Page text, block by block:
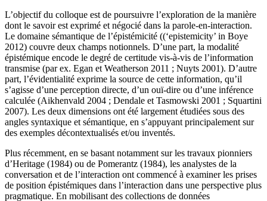
L’objectif du colloque est de poursuivre l’exploration de la manière
dont le savoir est exprimé et négocié dans la parole-en-interaction.
Le domaine sémantique de l’épistémicité ((‘epistemicity’ in Boye
2012) couvre deux champs notionnels. D’une part, la modalité
épistémique encode le degré de certitude vis-à-vis de l’information
transmise (par ex. Egan et Weatherson 2011 ; Nuyts 2001). D’autre
part, l’évidentialité exprime la source de cette information, qu’il
s’agisse d’une perception directe, d’un ouï-dire ou d’une inférence
calculée (Aikhenvald 2004 ; Dendale et Tasmowski 2001 ; Squartini
2007). Les deux dimensions ont été largement étudiées sous des
angles syntaxique et sémantique, en s’appuyant principalement sur
des exemples décontextualisés et/ou inventés.
Plus récemment, en se basant notamment sur les travaux pionniers
d’Heritage (1984) ou de Pomerantz (1984), les analystes de la
conversation et de l’interaction ont commencé à examiner les prises
de position épistémiques dans l’interaction dans une perspective plus
pragmatique. En mobilisant des collections de données